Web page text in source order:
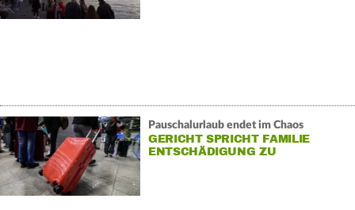
Pauschalurlaub endet im Chaos
GERICHT SPRICHT FAMILIE
ENTSCHÄDIGUNG ZU